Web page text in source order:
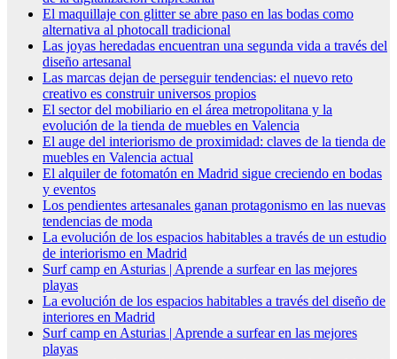
El maquillaje con glitter se abre paso en las bodas como
alternativa al photocall tradicional
Las joyas heredadas encuentran una segunda vida a través del
diseño artesanal
Las marcas dejan de perseguir tendencias: el nuevo reto
creativo es construir universos propios
El sector del mobiliario en el área metropolitana y la
evolución de la tienda de muebles en Valencia
El auge del interiorismo de proximidad: claves de la tienda de
muebles en Valencia actual
El alquiler de fotomatón en Madrid sigue creciendo en bodas
y eventos
Los pendientes artesanales ganan protagonismo en las nuevas
tendencias de moda
La evolución de los espacios habitables a través de un estudio
de interiorismo en Madrid
Surf camp en Asturias | Aprende a surfear en las mejores
playas
La evolución de los espacios habitables a través del diseño de
interiores en Madrid
Surf camp en Asturias | Aprende a surfear en las mejores
playas